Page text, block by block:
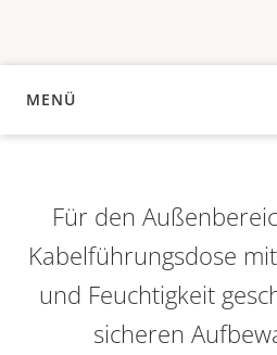
MENÜ
ÜBERSICHT
Für den
Kabelführungsdose
und Feuchtigkeit
sicheren